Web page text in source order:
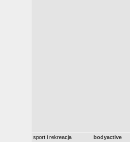
sport i rekreacja bodyactive